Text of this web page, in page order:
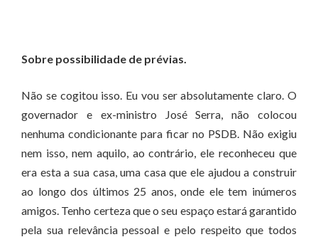
Sobre possibilidade de prévias.
Não se cogitou isso. Eu vou ser absolutamente claro. O
governador e ex-ministro José Serra, não colocou
nenhuma condicionante para ficar no PSDB. Não exigiu
nem isso, nem aquilo, ao contrário, ele reconheceu que
era esta a sua casa, uma casa que ele ajudou a construir
ao longo dos últimos 25 anos, onde ele tem inúmeros
amigos. Tenho certeza que o seu espaço estará garantido
pela sua relevância pessoal e pelo respeito que todos